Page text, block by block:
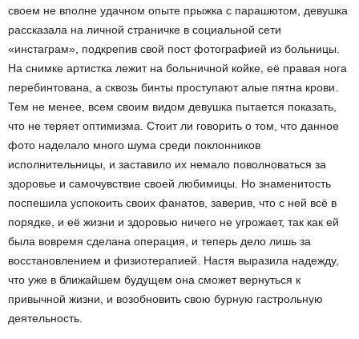
своем не вполне удачном опыте прыжка с парашютом, девушка
рассказала на личной страничке в социальной сети
«инстаграм», подкрепив свой пост фотографией из больницы.
На снимке артистка лежит на больничной койке, её правая нога
перебинтована, а сквозь бинты проступают алые пятна крови.
Тем не менее, всем своим видом девушка пытается показать,
что не теряет оптимизма. Стоит ли говорить о том, что данное
фото наделало много шума среди поклонников
исполнительницы, и заставило их немало поволноваться за
здоровье и самочувствие своей любимицы. Но знаменитость
поспешила успокоить своих фанатов, заверив, что с ней всё в
порядке, и её жизни и здоровью ничего не угрожает, так как ей
была вовремя сделана операция, и теперь дело лишь за
восстановлением и физиотерапией. Настя выразила надежду,
что уже в ближайшем будущем она сможет вернуться к
привычной жизни, и возобновить свою бурную гастрольную
деятельность.